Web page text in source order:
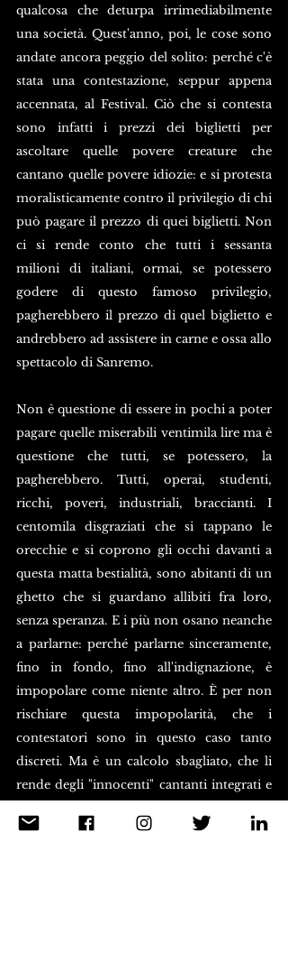
qualcosa che deturpa irrimediabilmente
una società. Quest'anno, poi, le cose sono
andate ancora peggio del solito: perché c'è
stata una contestazione, seppur appena
accennata, al Festival. Ciò che si contesta
sono infatti i prezzi dei biglietti per
ascoltare quelle povere creature che
cantano quelle povere idiozie: e si protesta
moralisticamente contro il privilegio di chi
può pagare il prezzo di quei biglietti. Non
ci si rende conto che tutti i sessanta
milioni di italiani, ormai, se potessero
godere di questo famoso privilegio,
pagherebbero il prezzo di quel biglietto e
andrebbero ad assistere in carne e ossa allo
spettacolo di Sanremo.
Non è questione di essere in pochi a poter
pagare quelle miserabili ventimila lire ma è
questione che tutti, se potessero, la
pagherebbero. Tutti, operai, studenti,
ricchi, poveri, industriali, braccianti. I
centomila disgraziati che si tappano le
orecchie e si coprono gli occhi davanti a
questa matta bestialità, sono abitanti di un
ghetto che si guardano allibiti fra loro,
senza speranza. E i più non osano neanche
a parlarne: perché parlarne sinceramente,
fino in fondo, fino all'indignazione, è
impopolare come niente altro. È per non
rischiare questa impopolarità, che i
contestatori sono in questo caso tanto
discreti. Ma è un calcolo sbagliato, che li
rende degli "innocenti" cantanti integrati e